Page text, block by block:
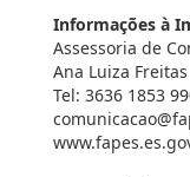
Informações à
Assessoria de
Ana Luiza Freitas
Tel: 3636 1853